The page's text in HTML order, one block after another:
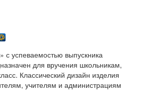
с успеваемостью выпускника
для вручения школьникам,
Классический дизайн изделия
учителям и администрациям